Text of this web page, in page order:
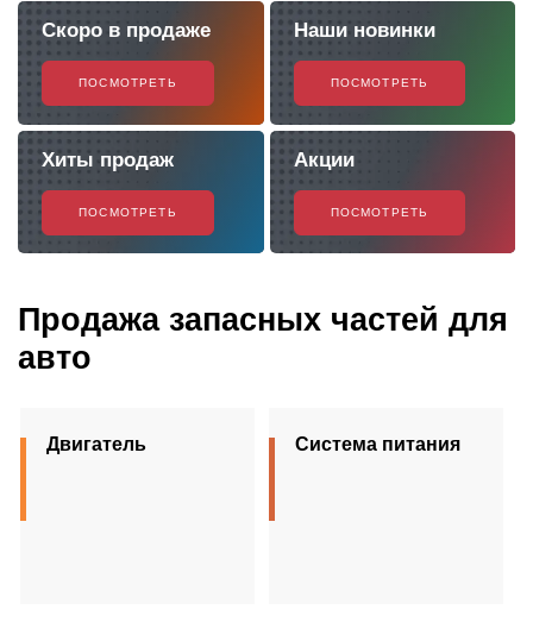
Скоро в продаже
ПОСМОТРЕТЬ
Наши новинки
ПОСМОТРЕТЬ
Хиты продаж
ПОСМОТРЕТЬ
Акции
ПОСМОТРЕТЬ
Продажа запасных частей для
авто
Двигатель Система питания